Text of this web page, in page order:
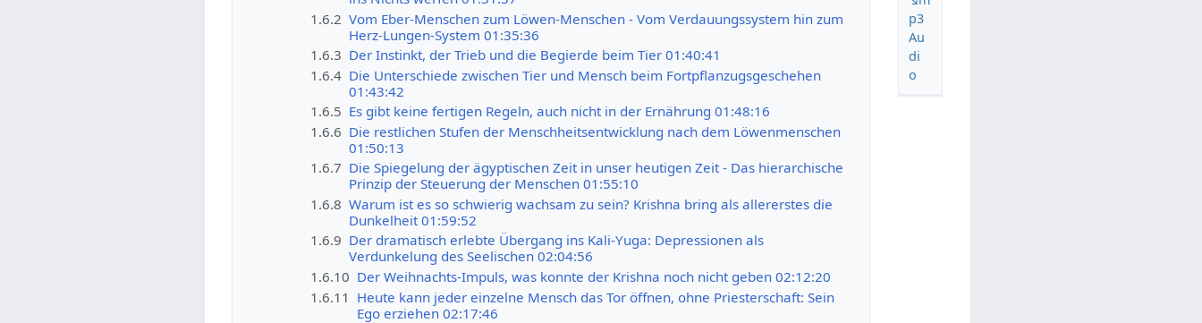
p3
Au
di
o
1.6.2 Vom Eber-Menschen zum Löwen-Menschen - Vom Verdauungssystem hin zum
Herz-Lungen-System 01:35:36
1.6.3 Der Instinkt, der Trieb und die Begierde beim Tier 01:40:41
1.6.4 Die Unterschiede zwischen Tier und Mensch beim Fortpflanzugsgeschehen
01:43:42
1.6.5 Es gibt keine fertigen Regeln, auch nicht in der Ernährung 01:48:16
1.6.6 Die restlichen Stufen der Menschheitsentwicklung nach dem Löwenmenschen
01:50:13
1.6.7 Die Spiegelung der ägyptischen Zeit in unser heutigen Zeit - Das hierarchische
Prinzip der Steuerung der Menschen 01:55:10
1.6.8 Warum ist es so schwierig wachsam zu sein? Krishna bring als allererstes die
Dunkelheit 01:59:52
1.6.9 Der dramatisch erlebte Übergang ins Kali-Yuga: Depressionen als
Verdunkelung des Seelischen 02:04:56
1.6.10 Der Weihnachts-Impuls, was konnte der Krishna noch nicht geben 02:12:20
1.6.11 Heute kann jeder einzelne Mensch das Tor öffnen, ohne Priesterschaft: Sein
Ego erziehen 02:17:46